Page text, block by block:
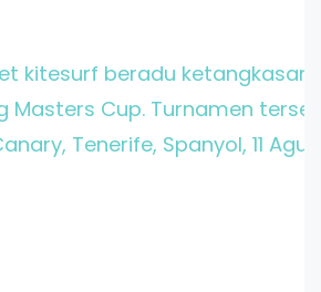
kitesurf beradu ketangkasan
Masters Cup. Turnamen
Tenerife, Spanyol, 11